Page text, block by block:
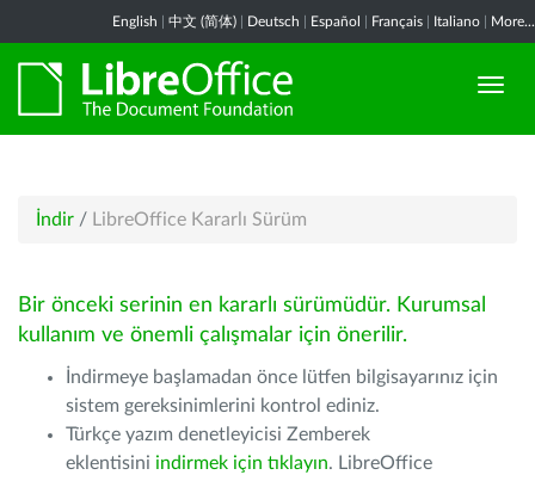
English 中文 (简体) Deutsch Español Français Italiano More...
İndir / LibreOffice Kararlı Sürüm
Bir önceki serinin en kararlı sürümüdür. Kurumsal
kullanım ve önemli çalışmalar için önerilir.
İndirmeye başlamadan önce lütfen bilgisayarınız için
sistem gereksinimlerini kontrol ediniz.
Türkçe yazım denetleyicisi Zemberek
eklentisini indirmek için tıklayın. LibreOffice